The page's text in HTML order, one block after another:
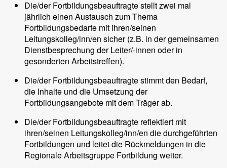
Die/der Fortbildungsbeauftragte stellt zwei mal
jährlich einen Austausch zum Thema
Fortbildungsbedarfe mit ihren/seinen
Leitungskolleg/inn/en sicher (z.B. in der gemeinsamen
Dienstbesprechung der Leiter/-innen oder in
gesonderten Arbeitstreffen).
Die/der Fortbildungsbeauftragte stimmt den Bedarf,
die Inhalte und die Umsetzung der
Fortbildungsangebote mit dem Träger ab.
Die/der Fortbildungsbeauftragte reflektiert mit
ihren/seinen Leitungskolleg/inn/en die durchgeführten
Fortbildungen und leitet die Rückmeldungen in die
Regionale Arbeitsgruppe Fortbildung weiter.